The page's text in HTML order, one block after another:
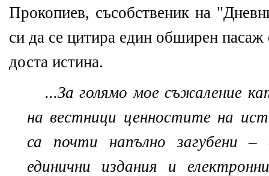
Прокопиев, съсобственик на
си да се цитира един обширен
доста истина.
...За голямо мое съжаление
на вестници ценностите на
са почти напълно загубени
единични издания и